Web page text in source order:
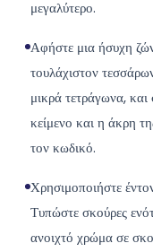
μεγαλύτερο.
Αφήστε μια ήσυχη
τουλάχιστον
μικρά τετράγωνα, και
κείμενο και η άκρη
τον κωδικό.
Χρησιμοποιήστε
Τυπώστε σκούρες
ανοιχτό χρώμα σε